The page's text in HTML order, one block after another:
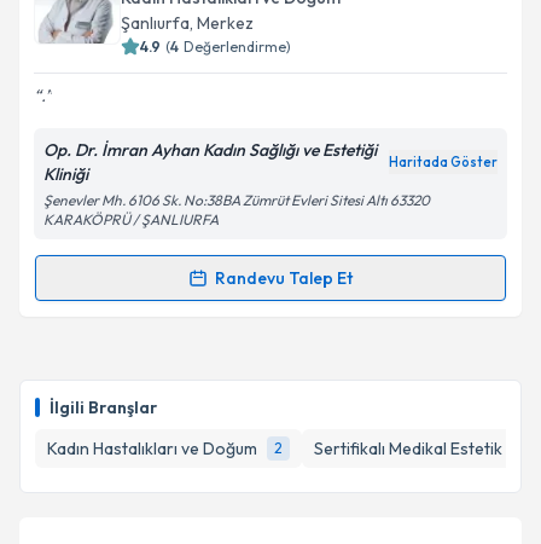
İlgili Branşlar
Kadın Hastalıkları ve Doğum
2 Sertifikalı Medikal Estetik
E-posta Adresiniz
Metni'ni okudum ve kişisel verilerimin belirtilen
Takvim Talebini Gönder
Şanlıurfa, Merkez
4.9 (4 Değerlendirme)
.
Op. Dr. İmran Ayhan Kadın Sağlığı ve Estetiği
Kliniği
Haritada Göster
Şenevler Mh. 6106 Sk. No:38BA Zümrüt Evleri Sitesi Altı 63320
KARAKÖPRÜ / ŞANLIURFA
Randevu Talep Et
Randevu Takvimi Talebi
takvim hazırlandığında e-posta ile bilgilendireceğiz.